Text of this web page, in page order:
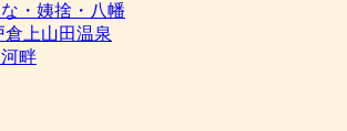
・姨捨・八幡
倉上山田温泉
畔